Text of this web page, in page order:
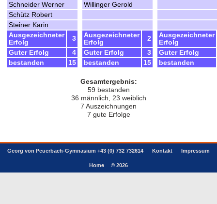
Schneider Werner
Willinger Gerold
Schütz Robert
Steiner Karin
Ausgezeichneter
Erfolg
3
Ausgezeichneter
Erfolg
2
Ausgezeichneter
Erfolg
Guter Erfolg
4 Guter Erfolg 3
Guter Erfolg
bestanden
15 bestanden 15 bestanden
Gesamtergebnis:
59 bestanden
36 männlich, 23 weiblich
7 Auszeichnungen
7 gute Erfolge
Georg von Peuerbach-Gymnasium +43 (0) 732 732614 Kontakt Impressum
Home © 2026